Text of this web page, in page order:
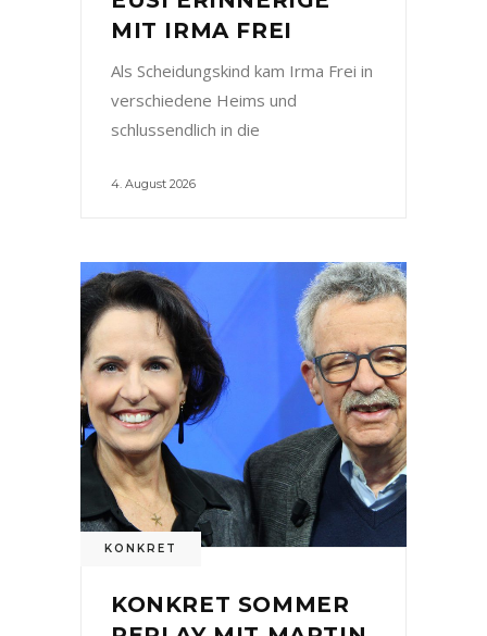
MIT IRMA FREI
Als Scheidungskind kam Irma Frei in
verschiedene Heims und
schlussendlich in die
4. August 2026
KONKRET
KONKRET SOMMER